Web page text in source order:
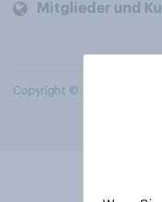
Mitglieder und
Copyright © 2026 YouGov